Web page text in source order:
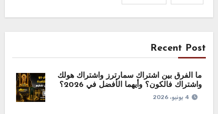
Recent Post
ما الفرق بين اشتراك سمارترز واشتراك هولك
واشتراك فالكون؟ وأيهما الأفضل في 2026؟
4 يونيو، 2026